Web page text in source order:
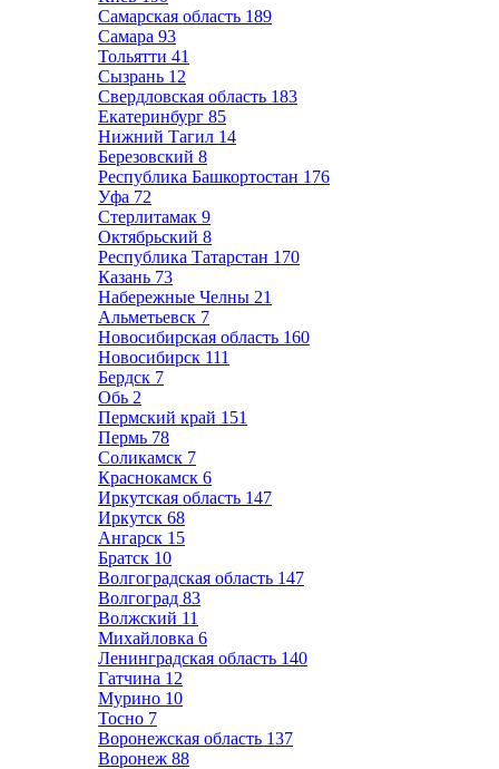
Самарская область 189
Самара 93
Тольятти 41
Сызрань 12
Свердловская область 183
Екатеринбург 85
Нижний Тагил 14
Березовский 8
Республика Башкортостан 176
Уфа 72
Стерлитамак 9
Октябрьский 8
Республика Татарстан 170
Казань 73
Набережные Челны 21
Альметьевск 7
Новосибирская область 160
Новосибирск 111
Бердск 7
Обь 2
Пермский край 151
Пермь 78
Соликамск 7
Краснокамск 6
Иркутская область 147
Иркутск 68
Ангарск 15
Братск 10
Волгоградская область 147
Волгоград 83
Волжский 11
Михайловка 6
Ленинградская область 140
Гатчина 12
Мурино 10
Тосно 7
Воронежская область 137
Воронеж 88